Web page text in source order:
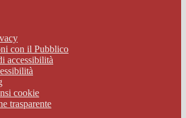
con il Pubblico
accessibilità
cookie
trasparente